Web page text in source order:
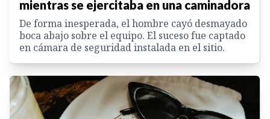
mientras se ejercitaba en una caminadora
De forma inesperada, el hombre cayó desmayado
boca abajo sobre el equipo. El suceso fue captado
en cámara de seguridad instalada en el sitio.